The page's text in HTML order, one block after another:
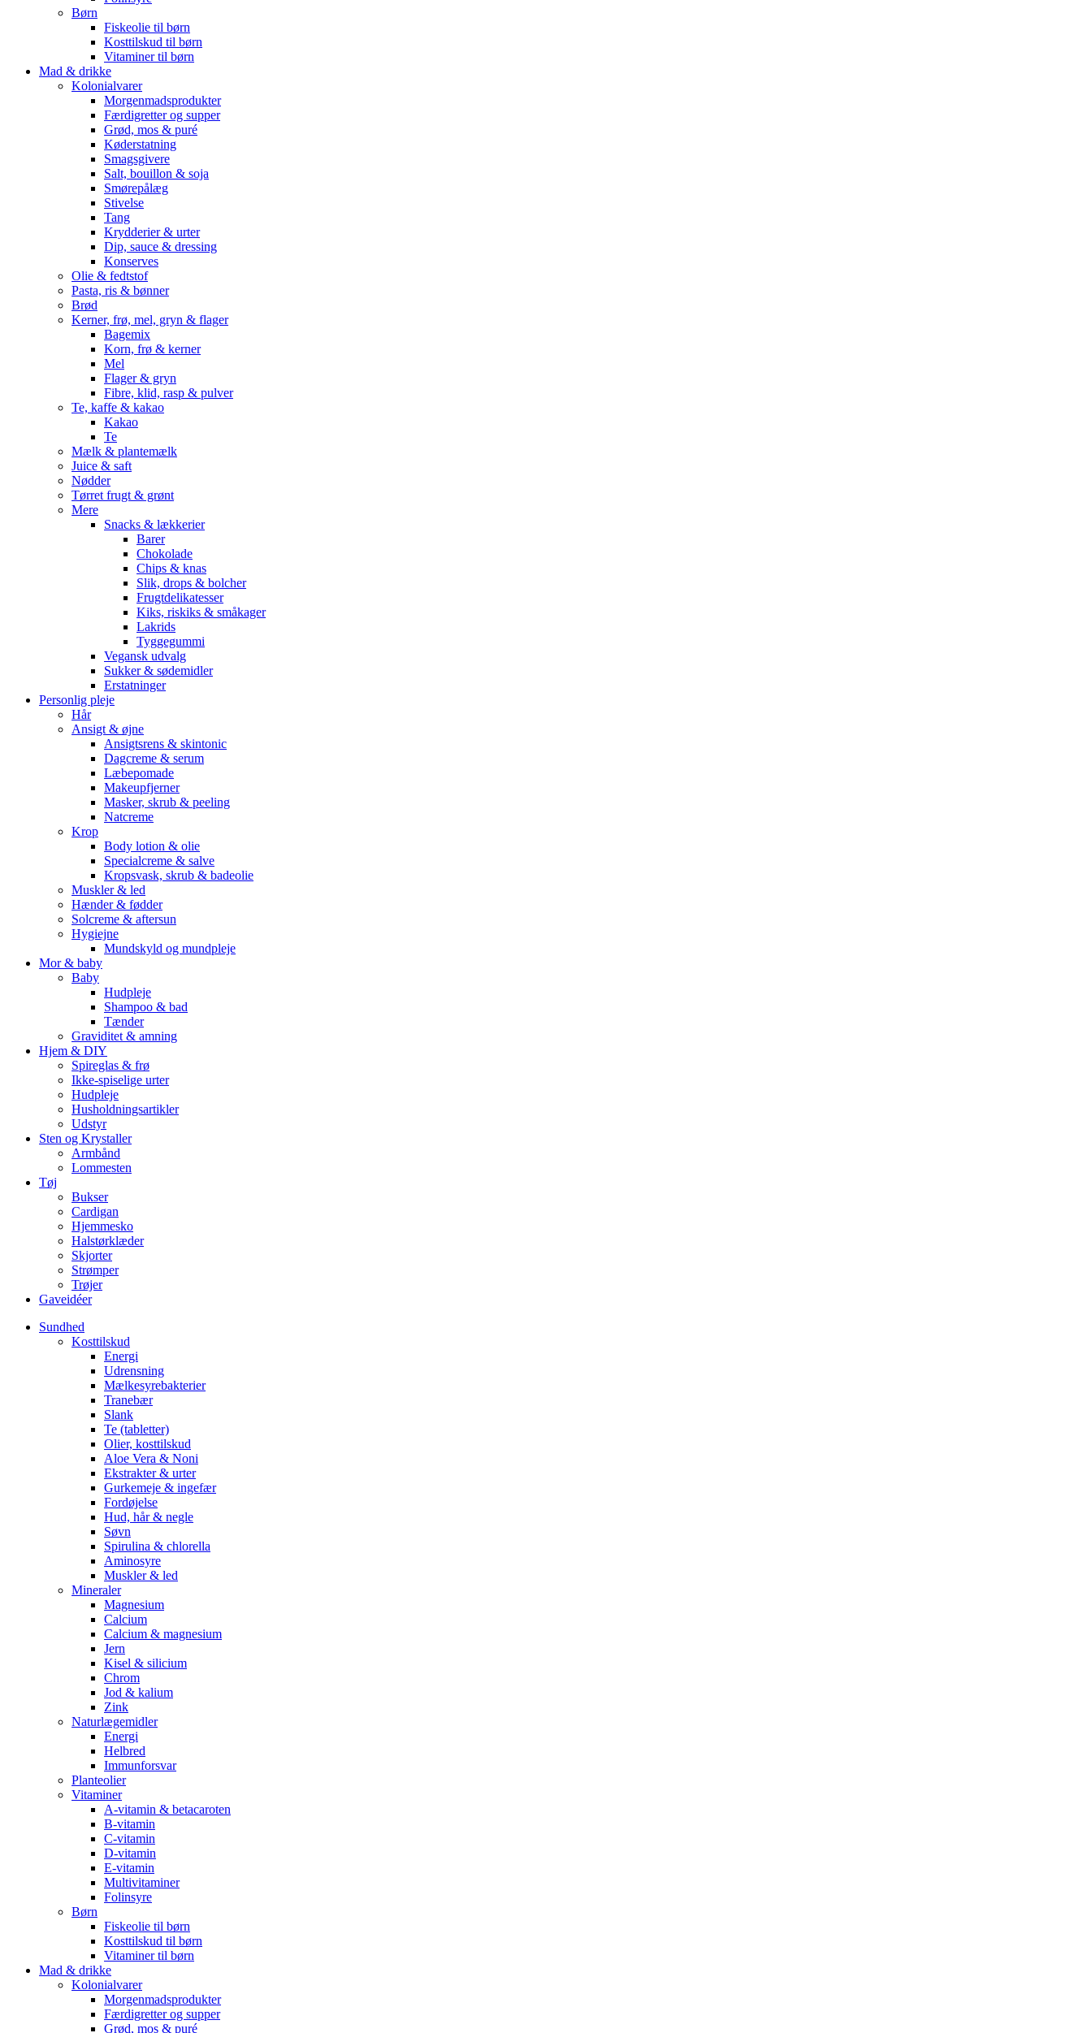
Børn
Fiskeolie til børn
Kosttilskud til børn
Vitaminer til børn
Mad & drikke
Kolonialvarer
Morgenmadsprodukter
Færdigretter og supper
Grød, mos & puré
Køderstatning
Smagsgivere
Salt, bouillon & soja
Smørepålæg
Stivelse
Tang
Krydderier & urter
Dip, sauce & dressing
Konserves
Olie & fedtstof
Pasta, ris & bønner
Brød
Kerner, frø, mel, gryn & flager
Bagemix
Korn, frø & kerner
Mel
Flager & gryn
Fibre, klid, rasp & pulver
Te, kaffe & kakao
Kakao
Te
Mælk & plantemælk
Juice & saft
Nødder
Tørret frugt & grønt
Mere
Snacks & lækkerier
Barer
Chokolade
Chips & knas
Slik, drops & bolcher
Frugtdelikatesser
Kiks, riskiks & småkager
Lakrids
Tyggegummi
Vegansk udvalg
Sukker & sødemidler
Erstatninger
Personlig pleje
Hår
Ansigt & øjne
Ansigtsrens & skintonic
Dagcreme & serum
Læbepomade
Makeupfjerner
Masker, skrub & peeling
Natcreme
Krop
Body lotion & olie
Specialcreme & salve
Kropsvask, skrub & badeolie
Muskler & led
Hænder & fødder
Solcreme & aftersun
Hygiejne
Mundskyld og mundpleje
Mor & baby
Baby
Hudpleje
Shampoo & bad
Tænder
Graviditet & amning
Hjem & DIY
Spireglas & frø
Ikke-spiselige urter
Hudpleje
Husholdningsartikler
Udstyr
Sten og Krystaller
Armbånd
Lommesten
Tøj
Bukser
Cardigan
Hjemmesko
Halstørklæder
Skjorter
Strømper
Trøjer
Gaveidéer
Sundhed
Kosttilskud
Energi
Udrensning
Mælkesyrebakterier
Tranebær
Slank
Te (tabletter)
Olier, kosttilskud
Aloe Vera & Noni
Ekstrakter & urter
Gurkemeje & ingefær
Fordøjelse
Hud, hår & negle
Søvn
Spirulina & chlorella
Aminosyre
Muskler & led
Mineraler
Magnesium
Calcium
Calcium & magnesium
Jern
Kisel & silicium
Chrom
Jod & kalium
Zink
Naturlægemidler
Energi
Helbred
Immunforsvar
Planteolier
Vitaminer
A-vitamin & betacaroten
B-vitamin
C-vitamin
D-vitamin
E-vitamin
Multivitaminer
Folinsyre
Børn
Fiskeolie til børn
Kosttilskud til børn
Vitaminer til børn
Mad & drikke
Kolonialvarer
Morgenmadsprodukter
Færdigretter og supper
Grød, mos & puré